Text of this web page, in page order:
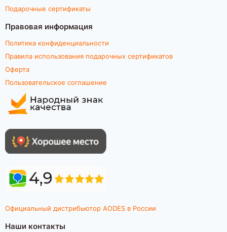
Подарочные сертификаты
Правовая информация
Политика конфиденциальности
Правила использования подарочных сертификатов
Оферта
Пользовательское соглашение
Официальный дистрибьютор AODES в России
Наши контакты